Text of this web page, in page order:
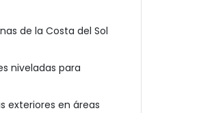
de la Costa del Sol
niveladas para
exteriores en áreas